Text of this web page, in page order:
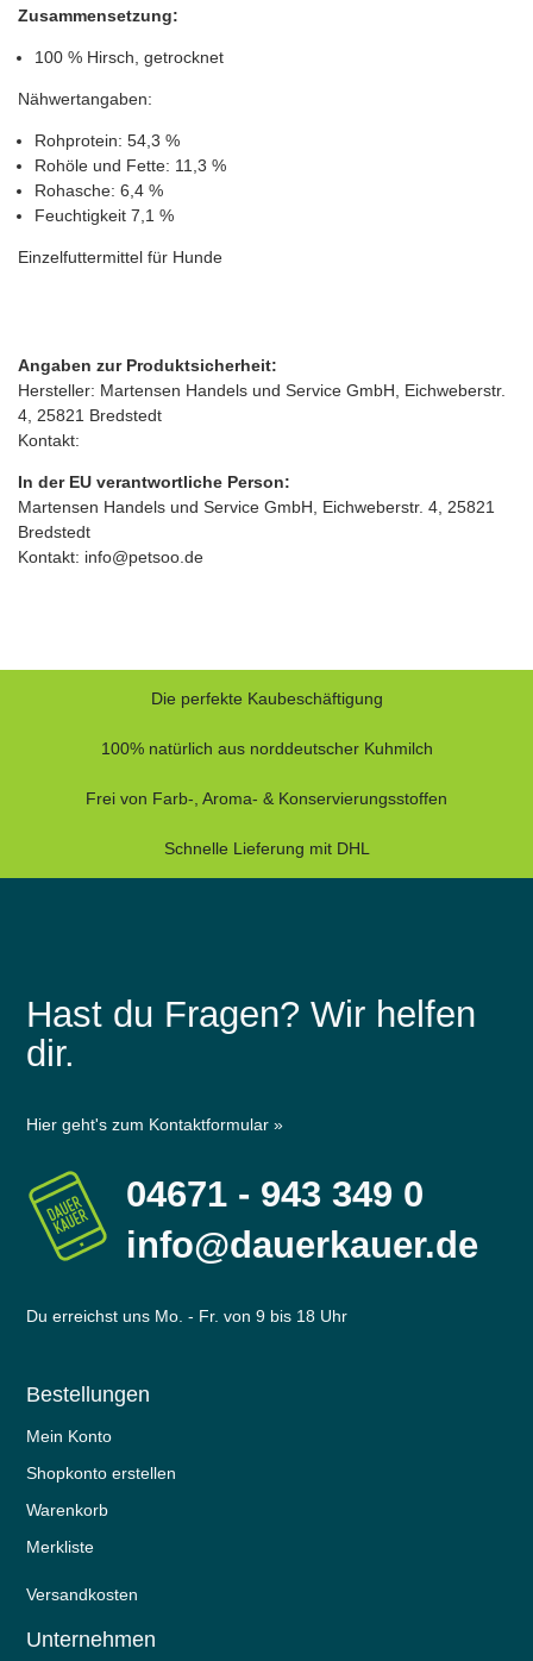
Zusammensetzung:
100 % Hirsch, getrocknet
Nähwertangaben:
Rohprotein: 54,3 %
Rohöle und Fette: 11,3 %
Rohasche: 6,4 %
Feuchtigkeit 7,1 %
Einzelfuttermittel für Hunde
Angaben zur Produktsicherheit:
Hersteller: Martensen Handels und Service GmbH, Eichweberstr.
4, 25821 Bredstedt
Kontakt:
In der EU verantwortliche Person:
Martensen Handels und Service GmbH, Eichweberstr. 4, 25821
Bredstedt
Kontakt: info@petsoo.de
Die perfekte Kaubeschäftigung
100% natürlich aus norddeutscher Kuhmilch
Frei von Farb-, Aroma- & Konservierungsstoffen
Schnelle Lieferung mit DHL
Hast du Fragen? Wir helfen
dir.
Hier geht's zum Kontaktformular »
04671 - 943 349 0
info@dauerkauer.de
Du erreichst uns Mo. - Fr. von 9 bis 18 Uhr
Bestellungen
Mein Konto
Shopkonto erstellen
Warenkorb
Merkliste
Versandkosten
Unternehmen